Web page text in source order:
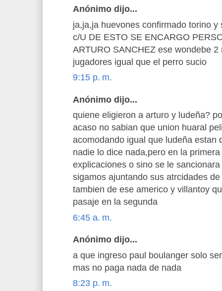
Anónimo dijo...
ja,ja,ja huevones confirmado torino
c/U DE ESTO SE ENCARGO
ARTURO SANCHEZ ese wondebe
jugadores igual que el perro sucio
9:15 p. m.
Anónimo dijo...
quiene eligieron a arturo y ludeña?
acaso no sabian que union huaral
acomodando igual que ludeña estan
nadie lo dice nada,pero en la
explicaciones o sino se le
sigamos ajuntando sus atrcidades
tambien de ese americo y villantoy
pasaje en la segunda
6:45 a. m.
Anónimo dijo...
a que ingreso paul boulanger solo
mas no paga nada de nada
8:23 p. m.